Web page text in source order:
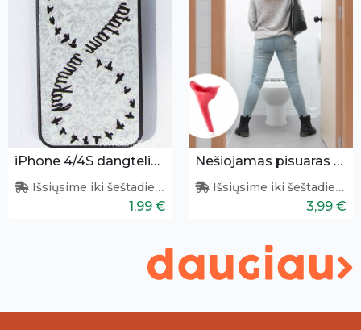
iPhone 4/4S dangtelis "Hakuna Matata"
Išsiųsime iki šeštadienio
1,99 €
Nešiojamas pisuaras moterims
Išsiųsime iki šeštadienio
3,99 €